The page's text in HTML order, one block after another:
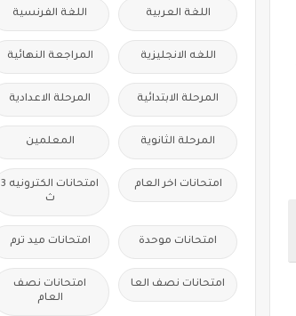
اللغة العربية اللغة الفرنسية
اللغه الانجليزية المراجعة النهائية
المرحلة الابتدائية المرحلة الاعدادية
المرحلة الثانوية المعلمين
امتحانات اخر العام
امتحانات الكترونيه 3
ث
امتحانات موحدة امتحانات ميد ترم
امتحانات نصف العا
امتحانات نصف
العام